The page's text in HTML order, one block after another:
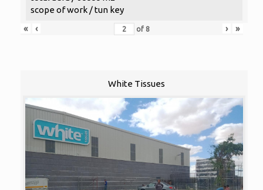
scope of work / tun key
«
‹ of 8 › »
White Tissues